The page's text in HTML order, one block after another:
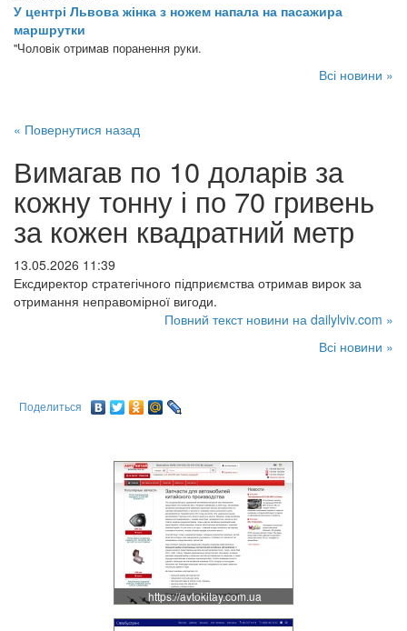
У центрі Львова жінка з ножем напала на пасажира
маршрутки
"Чоловік отримав поранення руки.
Всі новини »
« Повернутися назад
Вимагав по 10 доларів за
кожну тонну і по 70 гривень
за кожен квадратний метр
13.05.2026 11:39
Ексдиректор стратегічного підприємства отримав вирок за
отримання неправомірної вигоди.
Повний текст новини на dailylviv.com »
Всі новини »
Поделиться
https://avtokitay.com.ua